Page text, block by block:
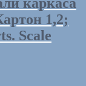
каркаса
1,2;
Scale